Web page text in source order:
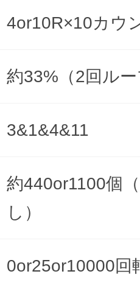
4or10R×10カウ
約33%（2回ル
3&1&4&11
約440or1100個
し）
0or25or10000回